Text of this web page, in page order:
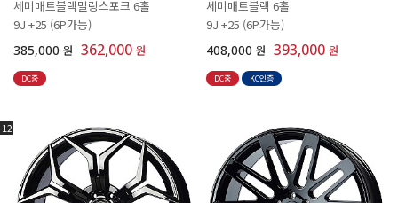
세미매트블랙밀링스포크 6홀
9J +25 (6P가능)
385,000 원 362,000 원
DC중
세미매트블랙 6홀
9J +25 (6P가능)
408,000 원 393,000 원
DC중 KC인증
12